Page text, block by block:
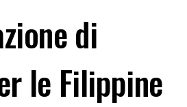
di
le Filippine